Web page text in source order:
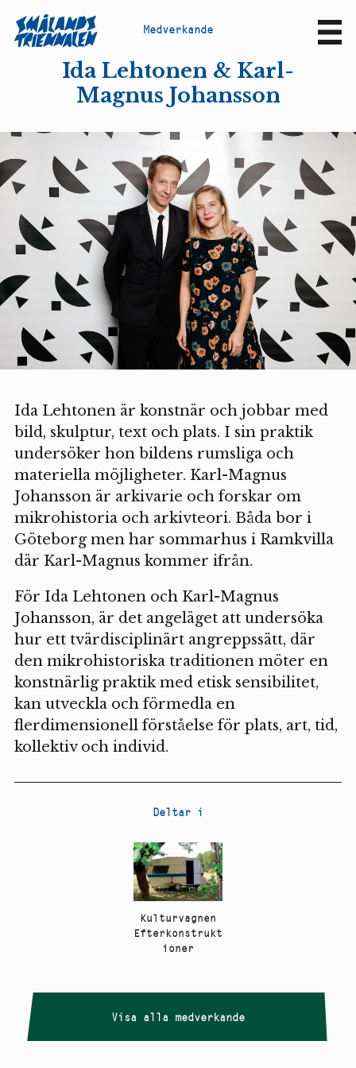
Medverkande
Ida Lehtonen & Karl-
Magnus Johansson
Ida Lehtonen är konstnär och jobbar med
bild, skulptur, text och plats. I sin praktik
undersöker hon bildens rumsliga och
materiella möjligheter. Karl-Magnus
Johansson är arkivarie och forskar om
mikrohistoria och arkivteori. Båda bor i
Göteborg men har sommarhus i Ramkvilla
där Karl-Magnus kommer ifrån.
För Ida Lehtonen och Karl-Magnus
Johansson, är det angeläget att undersöka
hur ett tvärdisciplinärt angreppssätt, där
den mikrohistoriska traditionen möter en
konstnärlig praktik med etisk sensibilitet,
kan utveckla och förmedla en
flerdimensionell förståelse för plats, art, tid,
kollektiv och individ.
Deltar i
Kulturvagnen
Efterkonstrukt
ioner
Visa alla medverkande